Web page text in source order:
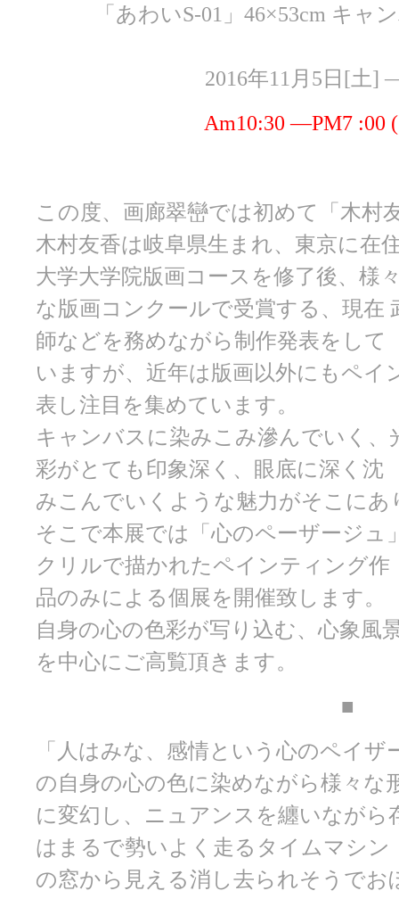
「あわいS-01」46×53cm キャ
2016年11月5日[土]
Am10:30 ―PM7 :00
この度、画廊翠巒では初めて「木村
木村友香は岐阜県生まれ、東京に在
大学大学院版画コースを修了後、様
な版画コンクールで受賞する、現在
師などを務めながら制作発表をして
いますが、近年は版画以外にもペイ
表し注目を集めています。
キャンバスに染みこみ滲んでいく、
彩がとても印象深く、眼底に深く沈
みこんでいくような魅力がそこにあ
そこで本展では「心のペーザージュ
クリルで描かれたペインティング作
品のみによる個展を開催致します。
自身の心の色彩が写り込む、心象風
を中心にご高覧頂きます。
■
「人はみな、感情という心のペイ
の自身の心の色に染めながら様々な
に変幻し、ニュアンスを纏いながら
はまるで勢いよく走るタイムマシン
の窓から見える消し去られそうで